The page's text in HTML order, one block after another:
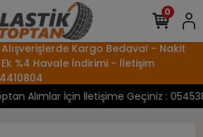
Alışverişlerde Kargo Bedava! - Nakit
%4 Havale İndirimi - İletişim
Alımlar İçin İletişime Geçiniz :
0